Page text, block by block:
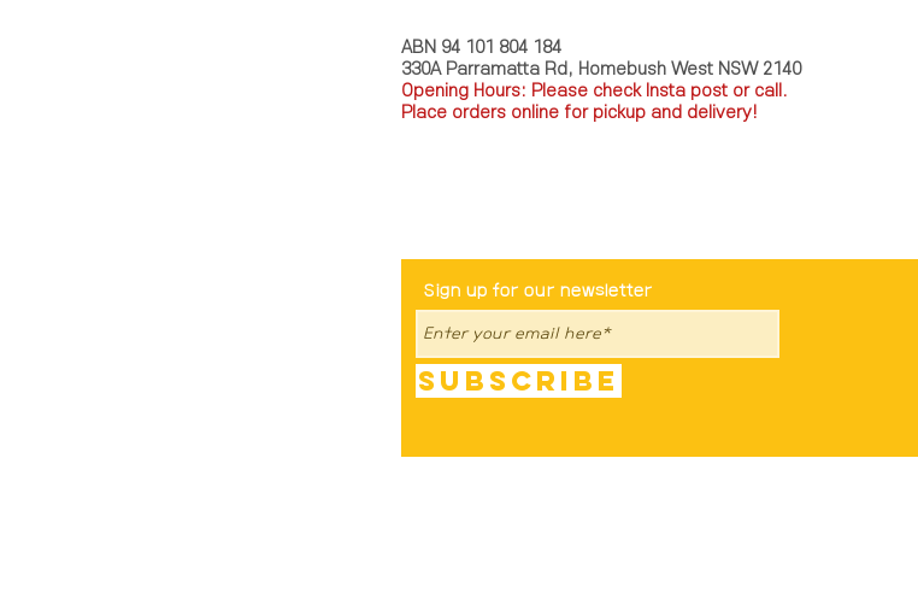
ABN 94 101 804 184
330A Parramatta Rd, Homebush West NSW 2140
Opening Hours: Please check Insta post or call.
Place orders online for pickup and delivery!
Sign up for our newsletter
Subscribe